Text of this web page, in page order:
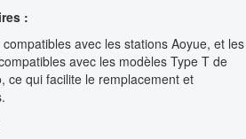
:
avec les stations Aoyue, et les
avec les modèles Type T de
ce qui facilite le remplacement et